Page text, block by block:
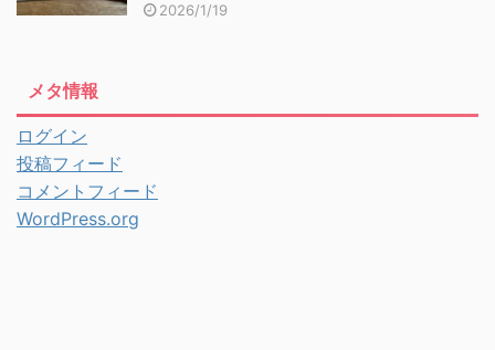
2026/1/19
メタ情報
ログイン
投稿フィード
コメントフィード
WordPress.org